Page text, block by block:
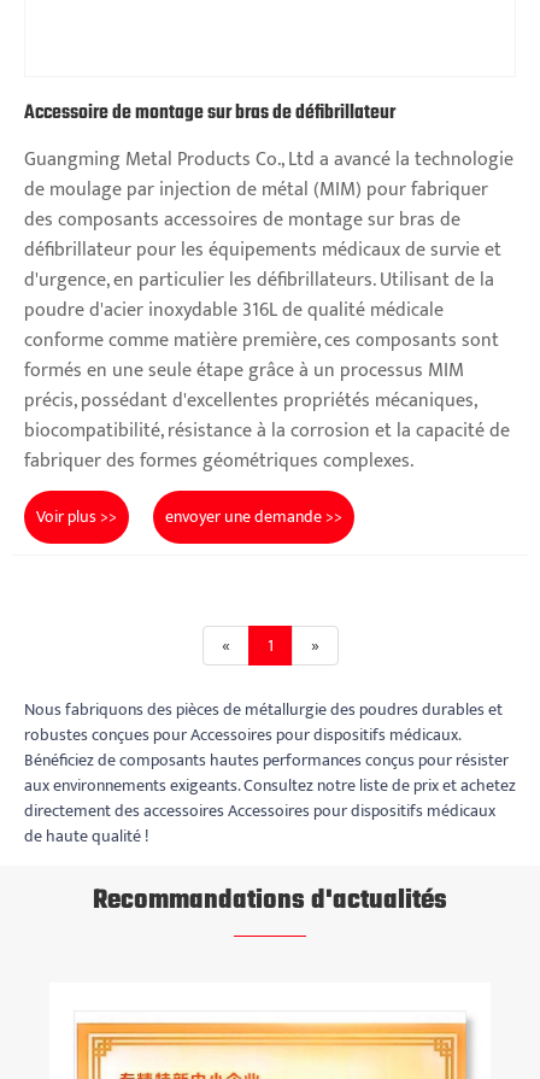
Accessoire de montage sur bras de défibrillateur
Guangming Metal Products Co., Ltd a avancé la technologie
de moulage par injection de métal (MIM) pour fabriquer
des composants accessoires de montage sur bras de
défibrillateur pour les équipements médicaux de survie et
d'urgence, en particulier les défibrillateurs. Utilisant de la
poudre d'acier inoxydable 316L de qualité médicale
conforme comme matière première, ces composants sont
formés en une seule étape grâce à un processus MIM
précis, possédant d'excellentes propriétés mécaniques,
biocompatibilité, résistance à la corrosion et la capacité de
fabriquer des formes géométriques complexes.
Voir plus >> envoyer une demande >>
« 1 »
Nous fabriquons des pièces de métallurgie des poudres durables et
robustes conçues pour Accessoires pour dispositifs médicaux.
Bénéficiez de composants hautes performances conçus pour résister
aux environnements exigeants. Consultez notre liste de prix et achetez
directement des accessoires Accessoires pour dispositifs médicaux
de haute qualité !
Recommandations d'actualités